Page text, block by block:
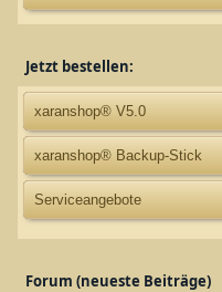
Jetzt bestellen:
xaranshop® V5.0
xaranshop® Backup-Stick
Serviceangebote
Forum (neueste Beiträge)